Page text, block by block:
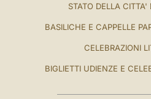
STATO DELLA CITTA'
BASILICHE E CAPPELLE
CELEBRAZIONI
BIGLIETTI UDIENZE E